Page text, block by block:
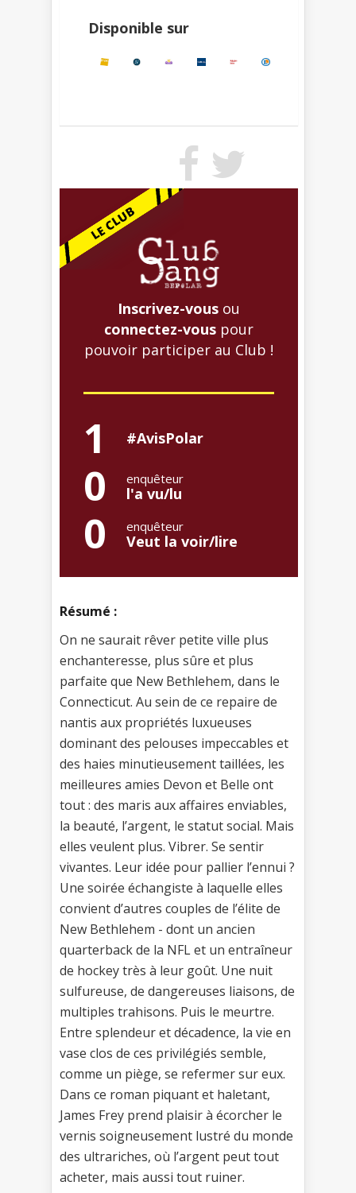
Disponible sur
Inscrivez-vous ou
connectez-vous pour
pouvoir participer au Club !
1 #AvisPolar
0 enquêteur
l'a vu/lu
0 enquêteur
Veut la voir/lire
Résumé :
On ne saurait rêver petite ville plus
enchanteresse, plus sûre et plus
parfaite que New Bethlehem, dans le
Connecticut. Au sein de ce repaire de
nantis aux propriétés luxueuses
dominant des pelouses impeccables et
des haies minutieusement taillées, les
meilleures amies Devon et Belle ont
tout : des maris aux affaires enviables,
la beauté, l’argent, le statut social. Mais
elles veulent plus. Vibrer. Se sentir
vivantes. Leur idée pour pallier l’ennui ?
Une soirée échangiste à laquelle elles
convient d’autres couples de l’élite de
New Bethlehem - dont un ancien
quarterback de la NFL et un entraîneur
de hockey très à leur goût. Une nuit
sulfureuse, de dangereuses liaisons, de
multiples trahisons. Puis le meurtre.
Entre splendeur et décadence, la vie en
vase clos de ces privilégiés semble,
comme un piège, se refermer sur eux.
Dans ce roman piquant et haletant,
James Frey prend plaisir à écorcher le
vernis soigneusement lustré du monde
des ultrariches, où l’argent peut tout
acheter, mais aussi tout ruiner.